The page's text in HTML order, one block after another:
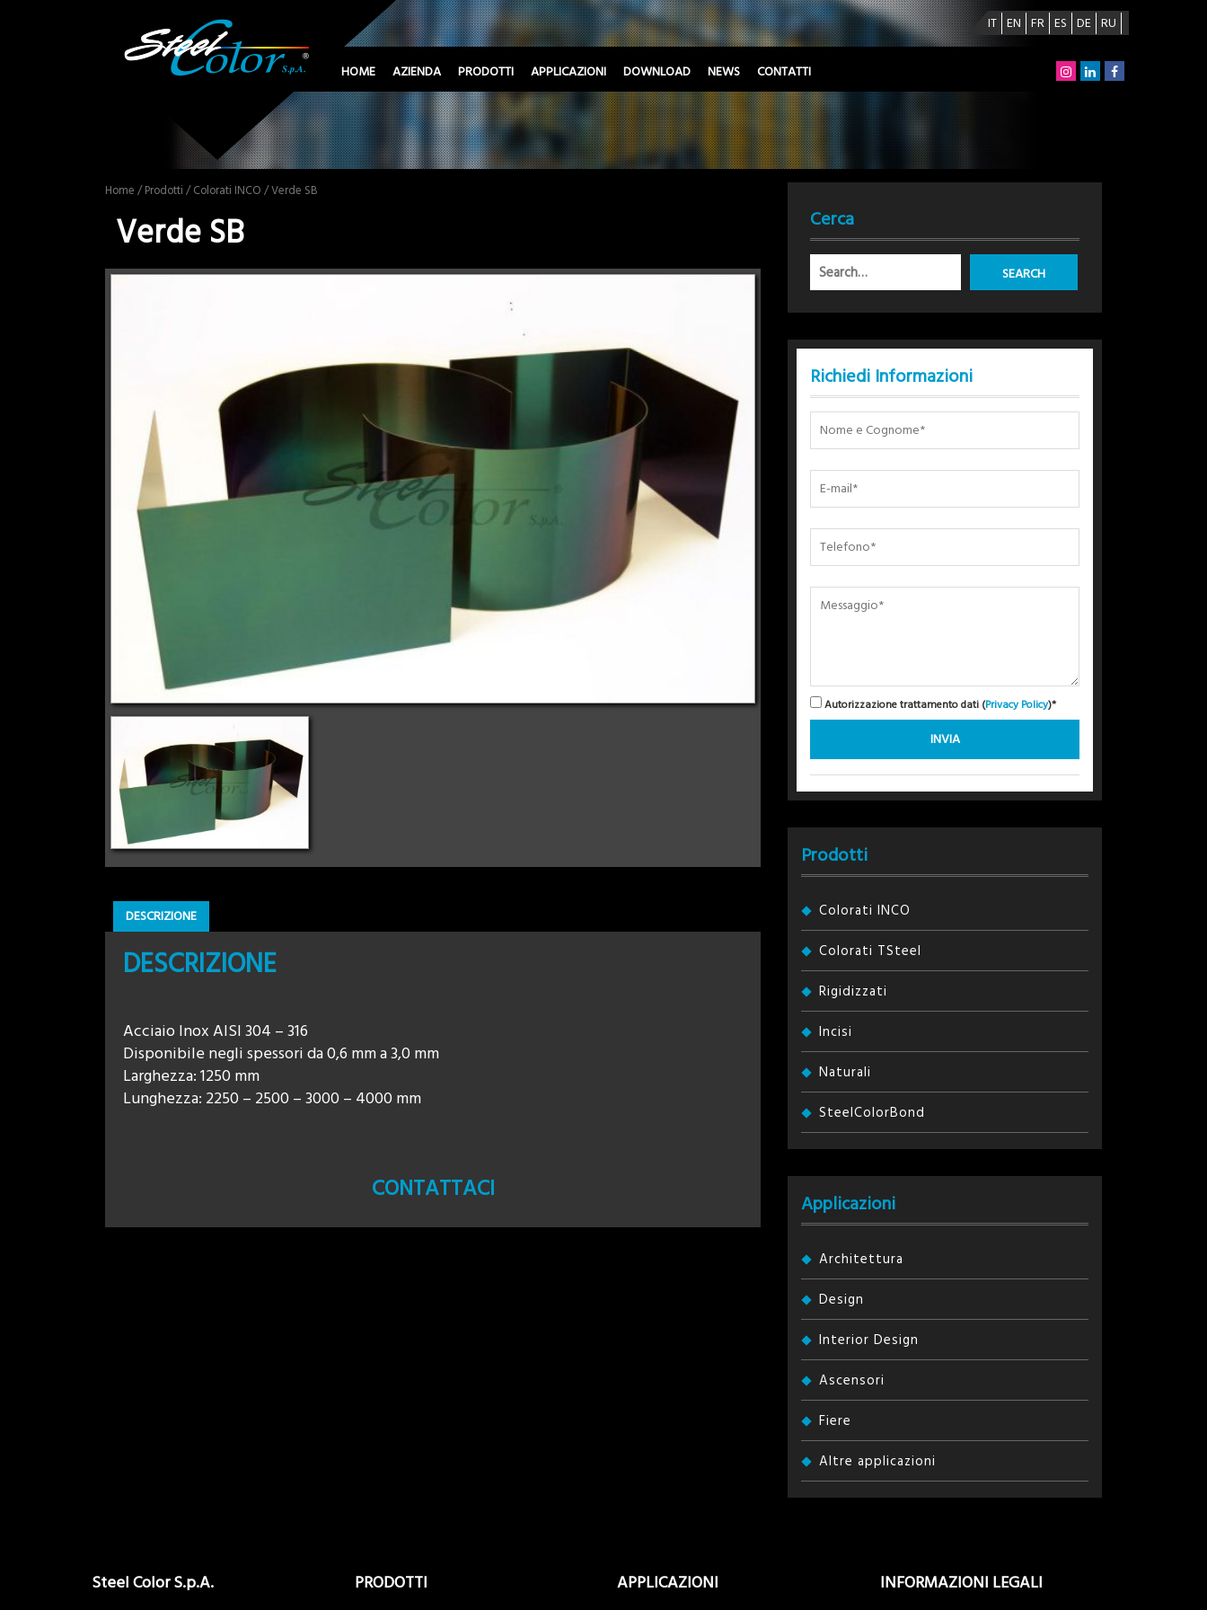
IT EN FR ES DE RU
HOME AZIENDA PRODOTTI APPLICAZIONI DOWNLOAD NEWS CONTATTI
Home /Prodotti /Colorati INCO / Verde SB
Verde SB
DESCRIZIONE
DESCRIZIONE
Acciaio Inox AISI 304 – 316
Disponibile negli spessori da 0,6 mm a 3,0 mm
Larghezza: 1250 mm
Lunghezza: 2250 – 2500 – 3000 – 4000 mm
CONTATTACI
Cerca
Richiedi Informazioni
Autorizzazione trattamento dati (Privacy Policy)*
Prodotti
Colorati INCO
Colorati TSteel
Rigidizzati
Incisi
Naturali
SteelColorBond
Applicazioni
Architettura
Design
Interior Design
Ascensori
Fiere
Altre applicazioni
Steel Color S.p.A. PRODOTTI APPLICAZIONI INFORMAZIONI LEGALI